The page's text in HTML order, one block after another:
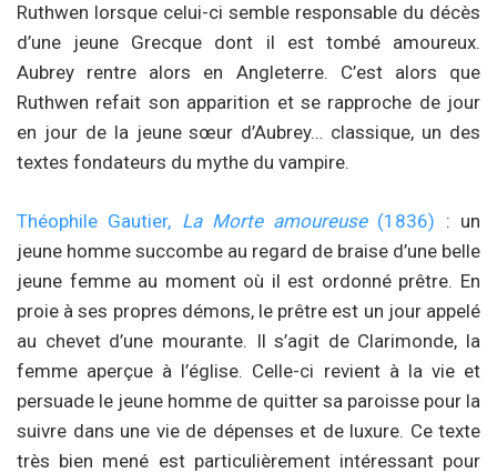
Ruthwen lorsque celui-ci semble responsable du décès
d’une jeune Grecque dont il est tombé amoureux.
Aubrey rentre alors en Angleterre. C’est alors que
Ruthwen refait son apparition et se rapproche de jour
en jour de la jeune sœur d’Aubrey… classique, un des
textes fondateurs du mythe du vampire.
Théophile Gautier, La Morte amoureuse(1836) : un
jeune homme succombe au regard de braise d’une belle
jeune femme au moment où il est ordonné prêtre. En
proie à ses propres démons, le prêtre est un jour appelé
au chevet d’une mourante. Il s’agit de Clarimonde, la
femme aperçue à l’église. Celle-ci revient à la vie et
persuade le jeune homme de quitter sa paroisse pour la
suivre dans une vie de dépenses et de luxure. Ce texte
très bien mené est particulièrement intéressant pour